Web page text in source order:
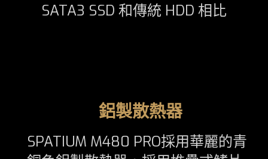
SATA3 SSD 和傳統 HDD 相比
鋁製散熱器
SPATIUM M480 PRO採用華麗的青